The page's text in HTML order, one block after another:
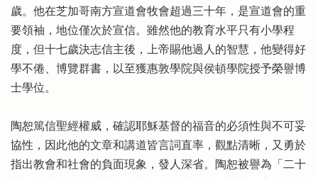
歲。他在芝加哥南方宣道會牧會超過三十年，是宣道會的重
要領袖，地位僅次於宣信。雖然他的教育水平只有小學程
度，但十七歲決志信主後，上帝賜他過人的智慧，他變得好
學不倦、博覽群書，以至獲惠敦學院與侯頓學院授予榮譽博
士學位。
陶恕篤信聖經權威，確認耶穌基督的福音的必須性與不可妥
協性，因此他的文章和講道皆言詞直率，觀點清晰，又勇於
指出教會和社會的負面現象，發人深省。陶恕被譽為「二十